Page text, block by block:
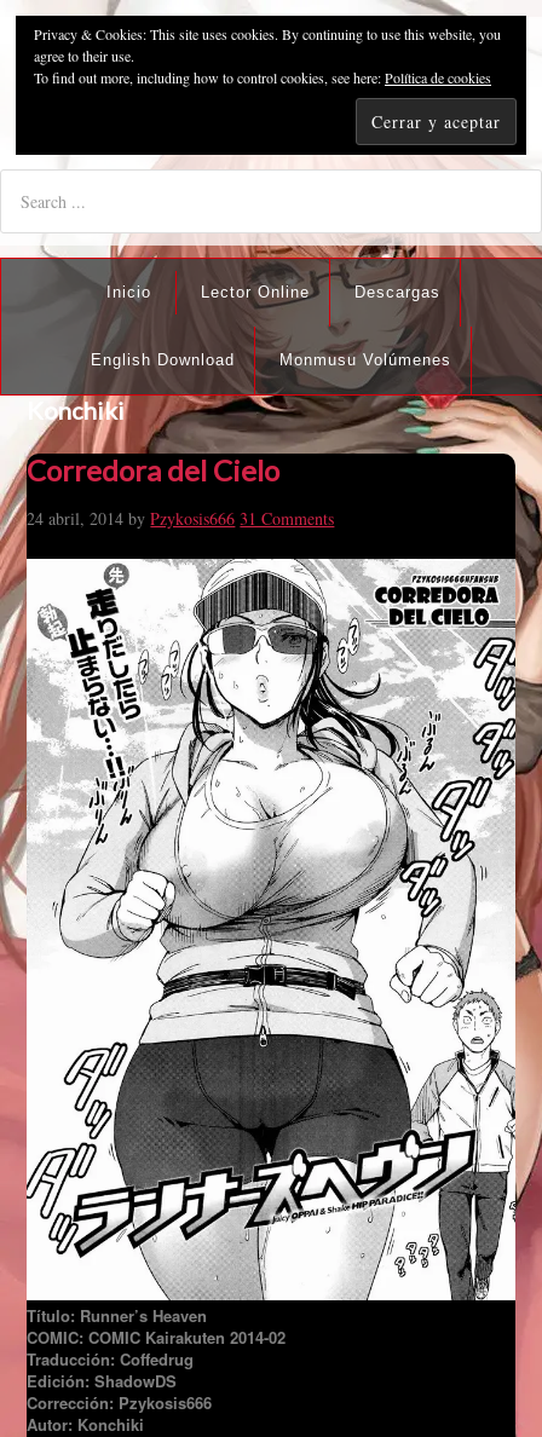
Pzykosis666HFansub
"I'm the best there is at what I do, but what I do best isn't very
Inicio Lector Online Descargas
English Download Monmusu Volúmenes
Konchiki
Corredora del Cielo
24 abril, 2014 byPzykosis666 31 Comments
Título: Runner’s Heaven
COMIC: COMIC Kairakuten 2014-02
Traducción: Coffedrug
Edición: ShadowDS
Corrección: Pzykosis666
Autor: Konchiki
Privacy & Cookies: This site uses cookies. By continuing to use this website, you
agree to their use.
To find out more, including how to control cookies, see here:Política de cookies